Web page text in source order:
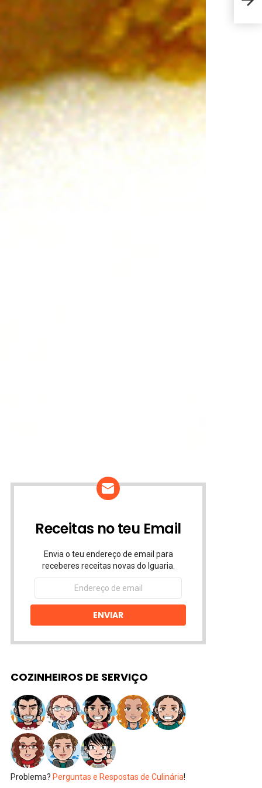
Receitas no teu Email
Envia o teu endereço de email para
receberes receitas novas do Iguaria.
Endereço
email
ENVIAR
COZINHEIROS DE SERVIÇO
Problema? Perguntas e Respostas de Culinária!